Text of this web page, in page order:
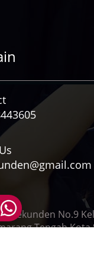
Pekunden No.9
Tengah Kota